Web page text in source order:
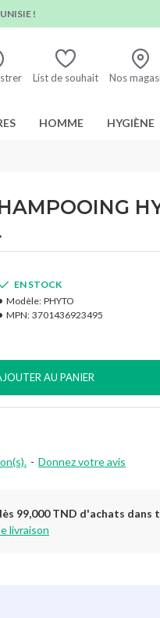
!
List de souhait Nos
HOMME HYGIÈNE
- Donnez votre avis
EN STOCK
Modèle: PHYTO
MPN: 3701436923495
AU PANIER
99,000 TND d'achats dans
livraison